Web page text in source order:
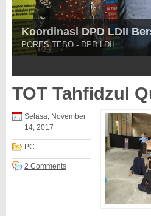
Koordinasi DPD LDII
PORES TEBO - DPD LDII
TOT Tahfidzul
Selasa, November
14, 2017
PC
2 Comments